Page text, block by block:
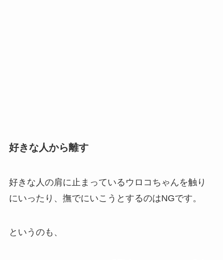
好きな人から離す
好きな人の肩に止まっているウロコちゃんを触り
にいったり、撫でにいこうとするのはNGです。
というのも、